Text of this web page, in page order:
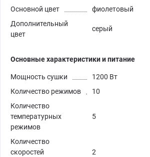
Основной цвет
фиолетовый
Дополнительный
цвет
серый
Основные характеристики и питание
Мощность сушки
1200 Вт
Количество режимов
10
Количество
температурных
режимов
5
Количество
скоростей
2